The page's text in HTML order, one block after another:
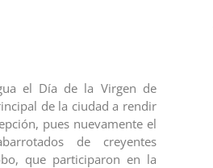
el Día de la Virgen de
de la ciudad a rendir
pues nuevamente el
de creyentes
que participaron en la